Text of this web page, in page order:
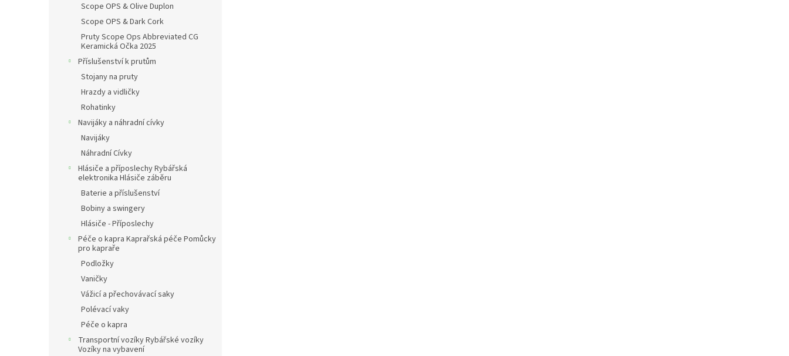
Scope OPS & Olive Duplon
Scope OPS & Dark Cork
Pruty Scope Ops Abbreviated CG
Keramická Očka 2025
Příslušenství k prutům
Stojany na pruty
Hrazdy a vidličky
Rohatinky
Navijáky a náhradní cívky
Navijáky
Náhradní Cívky
Hlásiče a příposlechy Rybářská
elektronika Hlásiče záběru
Baterie a příslušenství
Bobiny a swingery
Hlásiče - Příposlechy
Péče o kapra Kaprařská péče Pomůcky
pro kapraře
Podložky
Vaničky
Vážicí a přechovávací saky
Polévací vaky
Péče o kapra
Transportní vozíky Rybářské vozíky
Vozíky na vybavení